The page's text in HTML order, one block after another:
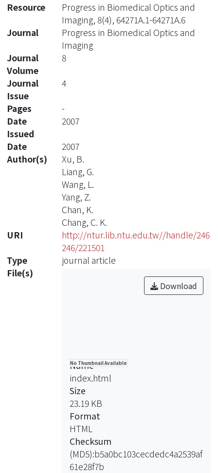
Resource
Progress in Biomedical Optics and
Imaging, 8(4), 64271A.1-64271A.6
Journal
Progress in Biomedical Optics and
Imaging
Journal
Volume
8
Journal
Issue
4
Pages
-
Date
Issued
2007
Date
2007
Author(s)
Xu, B.
Liang, G.
Wang, L.
Yang, Z.
Chan, K.
Chang, C. K.
URI
http://ntur.lib.ntu.edu.tw//handle/246
246/221501
Type
journal article
File(s)
No Thumbnail Available
Download
Name
index.html
Size
23.19 KB
Format
HTML
Checksum
(MD5):b5a0bc103cecdedc4a2539af
61e28f7b